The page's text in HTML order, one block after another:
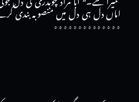
اماں دل ہی دل میں منصوبہ بندی
٭٭٭٭٭٭٭٭٭٭٭٭٭٭